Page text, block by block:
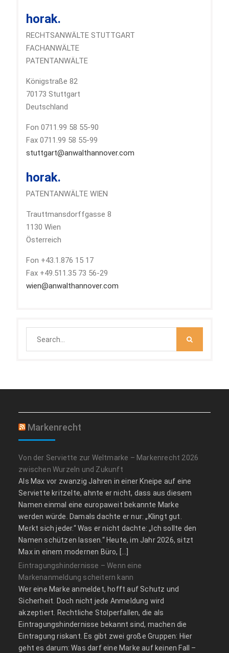
horak.
RECHTSANWÄLTE STUTTGART
FACHANWÄLTE
PATENTANWÄLTE
Königstraße 82
70173 Stuttgart
Deutschland
Fon 0711.99 58 55-90
Fax 0711.99 58 55-99
stuttgart@anwalthannover.com
horak.
PATENTANWÄLTE WIEN
Trauttmansdorffgasse 8
1130 Wien
Österreich
Fon +43.1.876 15 17
Fax +49.511.35 73 56-29
wien@anwalthannover.com
Markenrecht
Von der Serviette zur Weltmarke – Markenrecht 2026
zwischen Wurzeln und Zukunft
Als Max vor zwanzig Jahren in einer Kneipe auf eine
Serviette kritzelte, ahnte er nicht, dass aus diesem
Namen einmal eine europaweit bekannte Marke
werden würde. Damals dachte er nur: „Klingt gut.
Merkt sich jeder.“ Was er nicht dachte: „Ich sollte den
Namen schützen lassen.“ Heute, im Jahr 2026, sitzt
Max in einem modernen Büro, […]
Eintragungshindernisse – Wenn eine
Markenanmeldung scheitern kann
Wer eine Marke anmeldet, hofft auf Schutz und
Sicherheit. Doch nicht jede Anmeldung wird
akzeptiert. Rechtliche Stolperfallen, die als
Eintragungshindernisse bekannt sind, machen die
Eintragung riskant. Es gibt zwei große Gruppen: Hier
geht es darum: Was darf eine Marke auf keinen Fall –